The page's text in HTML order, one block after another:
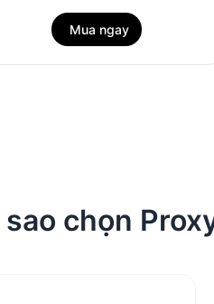
Mua ngay
sao chọn